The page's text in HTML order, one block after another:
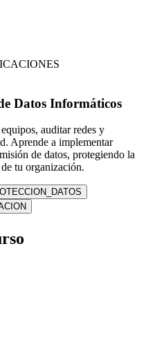
Datos Informáticos
auditar redes y
Aprende a implementar
de datos, protegiendo la
tu organización.